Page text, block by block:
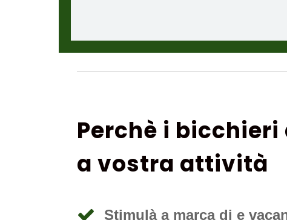
Perchè i bicchieri
a vostra attività
Stimulà a marca di e